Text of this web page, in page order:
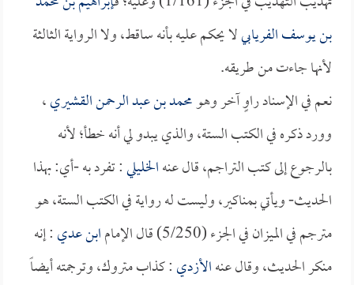
بن يوسف الفريابيلا يحكم عليه بأنه ساقط، ولا الرواية الثالثة
لأنها جاءت من طريقه.
نعم في الإسناد راوٍ آخر وهومحمد بن عبد الرحمن القشيري،
وورد ذكره في الكتب الستة، والذي يبدو لي أنه خطأ؛ لأنه
بالرجوع إلى كتب التراجم، قال عنهالخليلي: تفرد به -أي: بهذا
الحديث- ويأتي بمناكير، وليست له رواية في الكتب الستة، هو
مترجم في الميزان في الجزء (5/250) قال الإمام
ابن عدي: إنه
منكر الحديث، وقال عنهالأزدي: كذاب متروك، وترجمته أيضاً